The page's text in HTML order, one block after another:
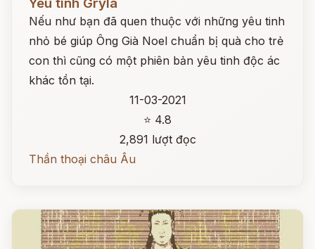
Nếu như bạn đã quen thuộc với những yêu tinh
nhỏ bé giúp Ông Già Noel chuẩn bị quà cho trẻ
con thì cũng có một phiên bản yêu tinh độc ác
khác tồn tại.
11-03-2021
⭐ 4.8
2,891 lượt đọc
Thần thoại châu Âu